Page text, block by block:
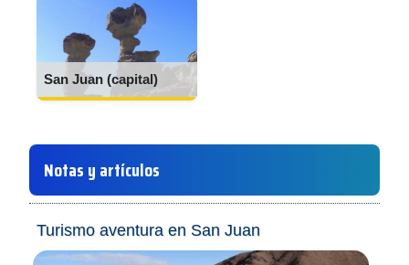
San Juan (capital)
Notas y artículos
Turismo aventura en San Juan